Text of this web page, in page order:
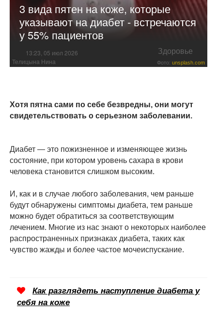
3 вида пятен на коже, которые
указывают на диабет - встречаются
у 55% ​​пациентов
13:23, 05 июл 2026 Здоровье
Телицына Нина Фото: unsplash.com
Хотя пятна сами по себе безвредны, они могут
свидетельствовать о серьезном заболевании.
Диабет — это пожизненное и изменяющее жизнь
состояние, при котором уровень сахара в крови
человека становится слишком высоким.
И, как и в случае любого заболевания, чем раньше
будут обнаружены симптомы диабета, тем раньше
можно будет обратиться за соответствующим
лечением. Многие из нас знают о некоторых наиболее
распространенных признаках диабета, таких как
чувство жажды и более частое мочеиспускание.
Как разглядеть наступление диабета у
себя на коже